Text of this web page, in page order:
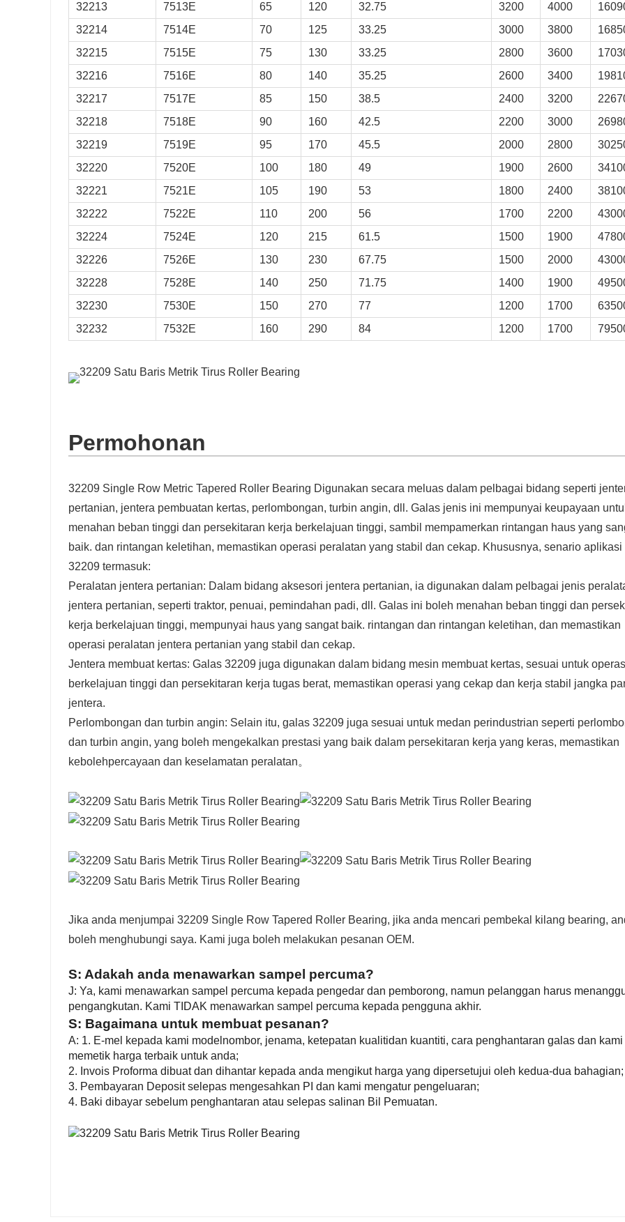
32213
7513E 65 120 32.75 3200 4000
32214
7514E 70 125 33.25 3000 3800
32215
7515E 75 130 33.25 2800 3600
32216
7516E 80 140 35.25 2600 3400
32217
7517E 85 150 38.5 2400 3200
32218
7518E 90 160 42.5 2200 3000
32219
7519E 95 170 45.5 2000 2800
32220
7520E 100 180 49 1900 2600
32221
7521E 105 190 53 1800 2400
32222
7522E 110 200 56 1700 2200
32224
7524E 120 215 61.5 1500 1900
32226
7526E 130 230 67.75 1500 2000
32228
7528E 140 250 71.75 1400 1900
32230
7530E 150 270 77 1200 1700
32232
7532E 160 290 84 1200 1700
Permohonan
32209 Single Row Metric Tapered Roller Bearing Digunakan secara meluas dalam pelbagai bidang seperti
pertanian, jentera pembuatan kertas, perlombongan, turbin angin, dll. Galas jenis ini mempunyai keupayaan
menahan beban tinggi dan persekitaran kerja berkelajuan tinggi, sambil mempamerkan rintangan haus yang
baik. dan rintangan keletihan, memastikan operasi peralatan yang stabil dan cekap. Khususnya, senario aplikasi
32209 termasuk:
Peralatan jentera pertanian: Dalam bidang aksesori jentera pertanian, ia digunakan dalam pelbagai jenis
jentera pertanian, seperti traktor, penuai, pemindahan padi, dll. Galas ini boleh menahan beban tinggi dan
kerja berkelajuan tinggi, mempunyai haus yang sangat baik. rintangan dan rintangan keletihan, dan memastikan
operasi peralatan jentera pertanian yang stabil dan cekap.
Jentera membuat kertas: Galas 32209 juga digunakan dalam bidang mesin membuat kertas, sesuai untuk
berkelajuan tinggi dan persekitaran kerja tugas berat, memastikan operasi yang cekap dan kerja stabil jangka
jentera.
Perlombongan dan turbin angin: Selain itu, galas 32209 juga sesuai untuk medan perindustrian seperti
dan turbin angin, yang boleh mengekalkan prestasi yang baik dalam persekitaran kerja yang keras, memastikan
kebolehpercayaan dan keselamatan peralatan。
Jika anda menjumpai 32209 Single Row Tapered Roller Bearing, jika anda mencari pembekal kilang bearing,
boleh menghubungi saya. Kami juga boleh melakukan pesanan OEM.
S: Adakah anda menawarkan sampel percuma?
J: Ya, kami menawarkan sampel percuma kepada pengedar dan pemborong, namun pelanggan harus
pengangkutan. Kami TIDAK menawarkan sampel percuma kepada pengguna akhir.
S: Bagaimana untuk membuat pesanan?
A: 1. E-mel kepada kami model nombor, jenama, ketepatan kualitidan kuantiti, cara penghantaran galas dan kami
memetik harga terbaik untuk anda;
2. Invois Proforma dibuat dan dihantar kepada anda mengikut harga yang dipersetujui oleh kedua-dua bahagian;
3. Pembayaran Deposit selepas mengesahkan PI dan kami mengatur pengeluaran;
4. Baki dibayar sebelum penghantaran atau selepas salinan Bil Pemuatan.